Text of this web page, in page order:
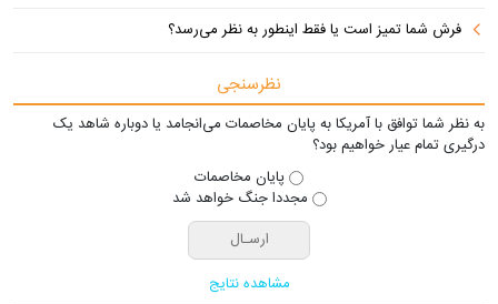
فرش شما تمیز است یا فقط اینطور به نظر می‌رسد؟
نظرسنجی
به نظر شما توافق با آمریکا به پایان مخاصمات می‌انجامد یا دوباره شاهد یک
درگیری تمام عیار خواهیم بود؟
پایان مخاصمات
مجددا جنگ خواهد شد
مشاهده نتایج